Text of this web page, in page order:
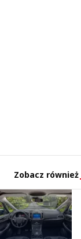
Zobacz również